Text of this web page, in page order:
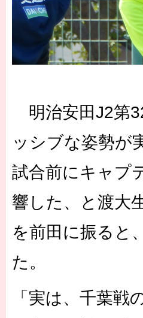
明治安田J2第
ッシブな姿勢が
試合前にキャプ
響した、と渡大
を前田に振ると
た。
「実は、千葉戦